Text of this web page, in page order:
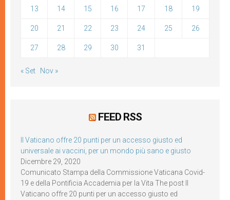
13 14 15 16 17 18 19
20 21 22 23 24 25 26
27 28 29 30 31
« Set Nov »
FEED RSS
Il Vaticano offre 20 punti per un accesso giusto ed
universale ai vaccini, per un mondo più sano e giusto
Dicembre 29, 2020
Comunicato Stampa della Commissione Vaticana Covid-
19 e della Pontificia Accademia per la Vita The post Il
Vaticano offre 20 punti per un accesso giusto ed